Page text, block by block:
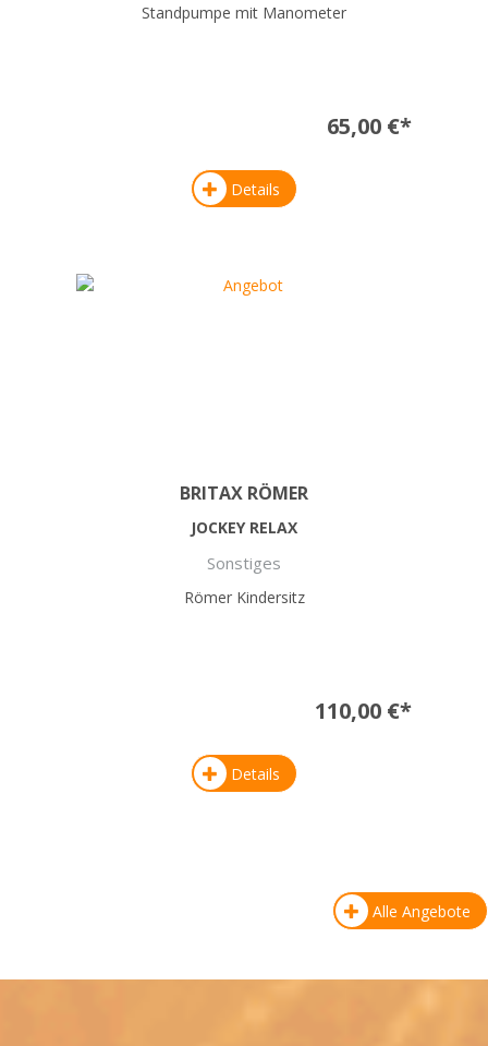
Standpumpe mit Manometer
65,00 €*
Details
BRITAX RÖMER
JOCKEY RELAX
Sonstiges
Römer Kindersitz
110,00 €*
Details
Alle Angebote